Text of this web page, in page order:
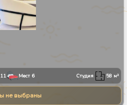
11 Мест 6 Студия 58 м²
не выбраны